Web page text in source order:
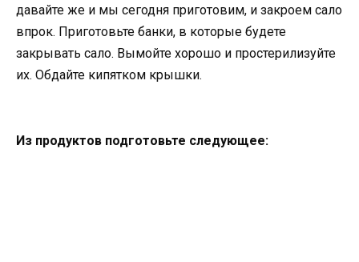
давайте же и мы сегодня приготовим, и закроем сало
впрок. Приготовьте банки, в которые будете
закрывать сало. Вымойте хорошо и простерилизуйте
их. Обдайте кипятком крышки.
Из продуктов подготовьте следующее: